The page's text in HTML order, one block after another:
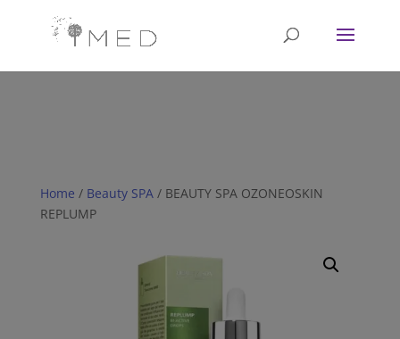
fbq('init', '<1751628081702672>'); fbq('track', 'PageView'); // Once
affirmative consent has been granted fbq('consent', 'grant');
Home / Beauty SPA/ BEAUTY SPA OZONEOSKIN
REPLUMP